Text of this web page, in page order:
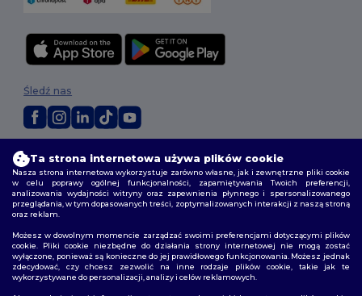
Warunki i Zasady
Polityka niestandardowa | polityka prywatności
|
Polityka plików cookie|Mapa strony
Śledź nas
Ta strona internetowa używa plików cookie
Nasza strona internetowa wykorzystuje zarówno własne, jak i zewnętrzne pliki cookie
w celu poprawy ogólnej funkcjonalności, zapamiętywania Twoich preferencji,
analizowania wydajności witryny oraz zapewnienia płynnego i spersonalizowanego
przeglądania, w tym dopasowanych treści, zoptymalizowanych interakcji z naszą stroną
oraz reklam.
Możesz w dowolnym momencie zarządzać swoimi preferencjami dotyczącymi plików
cookie. Pliki cookie niezbędne do działania strony internetowej nie mogą zostać
wyłączone, ponieważ są konieczne do jej prawidłowego funkcjonowania. Możesz jednak
zdecydować, czy chcesz zezwolić na inne rodzaje plików cookie, takie jak te
wykorzystywane do personalizacji, analizy i celów reklamowych.